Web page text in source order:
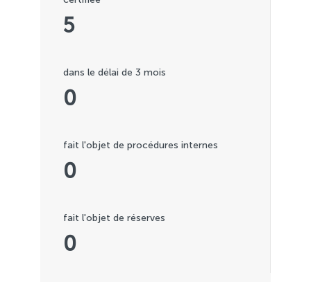
5
0
dans le délai de 3 mois
0
fait l'objet de procédures internes
0
fait l'objet de réserves